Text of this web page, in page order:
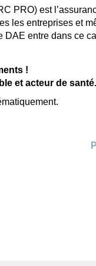
PRO) est
les entreprises et
entre dans ce
!
et acteur de santé.